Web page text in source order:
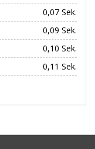
0,07 Sek.
0,09 Sek.
0,10 Sek.
0,11 Sek.